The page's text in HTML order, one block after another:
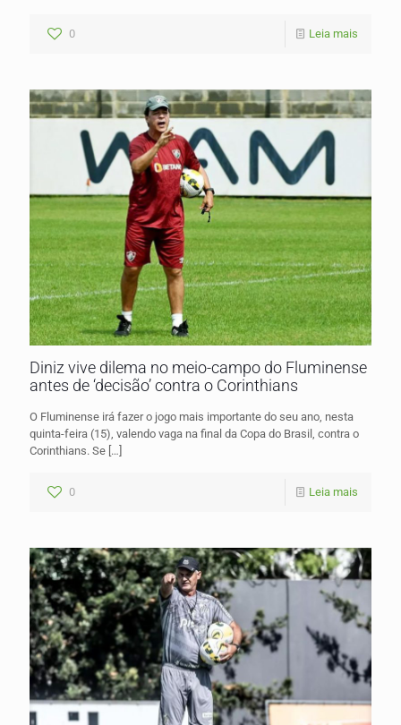
0 Leia mais
Diniz vive dilema no meio-campo do Fluminense
antes de ‘decisão’ contra o Corinthians
O Fluminense irá fazer o jogo mais importante do seu ano, nesta
quinta-feira (15), valendo vaga na final da Copa do Brasil, contra o
Corinthians. Se […]
0 Leia mais